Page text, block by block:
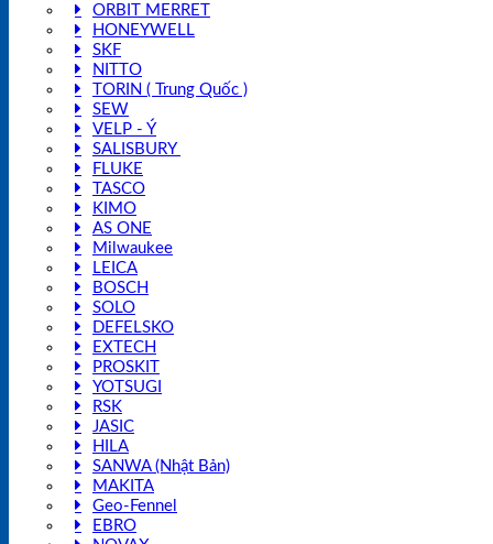
ORBIT MERRET
HONEYWELL
SKF
NITTO
TORIN ( Trung Quốc )
SEW
VELP - Ý
SALISBURY
FLUKE
TASCO
KIMO
AS ONE
Milwaukee
LEICA
BOSCH
SOLO
DEFELSKO
EXTECH
PROSKIT
YOTSUGI
RSK
JASIC
HILA
SANWA (Nhật Bản)
MAKITA
Geo-Fennel
EBRO